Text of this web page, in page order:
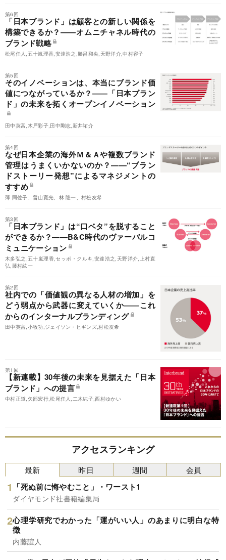
第6回
「日本ブランド」は顧客との新しい関係を
構築できるか？――オムニチャネル時代の
ブランド戦略
松尾任人,五十嵐理香,安達浩之,勝呂和央,天野洋介,中村容子
第5回
そのイノベーションは、本当にブランド価
値につながっているか？――「日本ブラン
ド」の未来を拓くオープンイノベーション
田中英富,木戸彩子,田中剛志,新井祐介
第4回
なぜ日本企業の海外Ｍ＆Ａや複数ブランド
管理はうまくいかないのか？――“ブラン
ドストーリー発想”によるマネジメントの
すすめ
薄 阿佐子、畠山寛光、林 隆一、村松友希
第3回
「日本ブランド」は“口ベタ”を脱すること
ができるか？――B&C時代のヴァーバルコ
ミュニケーション
木多弘之,五十嵐理香,セッポ・クルキ,安達浩之,天野洋介,上村直
弘,藤村紘一
第2回
社内での「価値観の異なる人材の増加」を
どう弱点から武器に変えていくか――これ
からのインターナルブランディング
田中英富,小牧功,ジェイソン・ヒギンズ,村松友希
第1回
【新連載】30年後の未来を見据えた「日本
ブランド」への提言
中村正道,矢部宏行,松尾任人,二木純子,西村ゆかい
アクセスランキング
最新
「死ぬ前に悔やむこと」・ワースト1
ダイヤモンド社書籍編集局
心理学研究でわかった「運がいい人」のあまりに明白な特
徴
内藤誼人
昨日 週間 会員